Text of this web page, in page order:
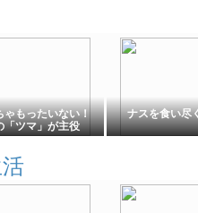
ゃもったいない！
「ツマ」が主役
驚きのリメイクレ
ナスを食い尽